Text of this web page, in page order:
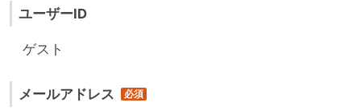
ユーザーID
ゲスト
メールアドレス